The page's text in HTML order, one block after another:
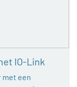
IO-Link
met een